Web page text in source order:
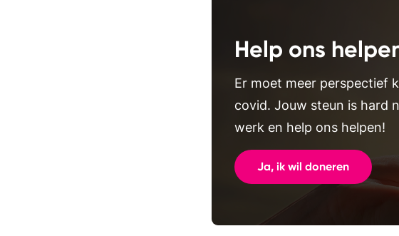
Help ons
Er moet meer perspectief
covid. Jouw steun is hard
werk en help ons helpen!
Ja, ik wil doneren